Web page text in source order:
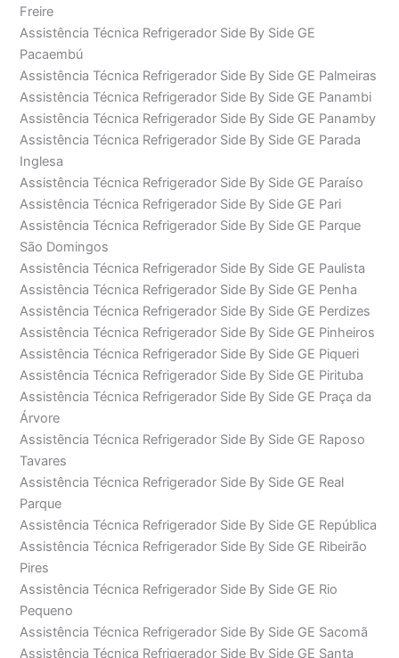
Freire
Assistência Técnica Refrigerador Side By Side GE
Pacaembú
Assistência Técnica Refrigerador Side By Side GE Palmeiras
Assistência Técnica Refrigerador Side By Side GE Panambi
Assistência Técnica Refrigerador Side By Side GE Panamby
Assistência Técnica Refrigerador Side By Side GE Parada
Inglesa
Assistência Técnica Refrigerador Side By Side GE Paraíso
Assistência Técnica Refrigerador Side By Side GE Pari
Assistência Técnica Refrigerador Side By Side GE Parque
São Domingos
Assistência Técnica Refrigerador Side By Side GE Paulista
Assistência Técnica Refrigerador Side By Side GE Penha
Assistência Técnica Refrigerador Side By Side GE Perdizes
Assistência Técnica Refrigerador Side By Side GE Pinheiros
Assistência Técnica Refrigerador Side By Side GE Piqueri
Assistência Técnica Refrigerador Side By Side GE Pirituba
Assistência Técnica Refrigerador Side By Side GE Praça da
Árvore
Assistência Técnica Refrigerador Side By Side GE Raposo
Tavares
Assistência Técnica Refrigerador Side By Side GE Real
Parque
Assistência Técnica Refrigerador Side By Side GE República
Assistência Técnica Refrigerador Side By Side GE Ribeirão
Pires
Assistência Técnica Refrigerador Side By Side GE Rio
Pequeno
Assistência Técnica Refrigerador Side By Side GE Sacomã
Assistência Técnica Refrigerador Side By Side GE Santa